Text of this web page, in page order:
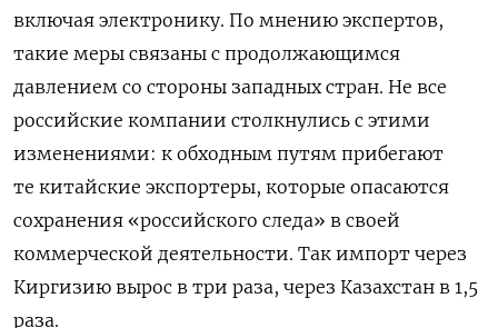
включая электронику. По мнению экспертов,
такие меры связаны с продолжающимся
давлением со стороны западных стран. Не все
российские компании столкнулись с этими
изменениями: к обходным путям прибегают
те китайские экспортеры, которые опасаются
сохранения «российского следа» в своей
коммерческой деятельности. Так импорт через
Киргизию вырос в три раза, через Казахстан в 1,5
раза.